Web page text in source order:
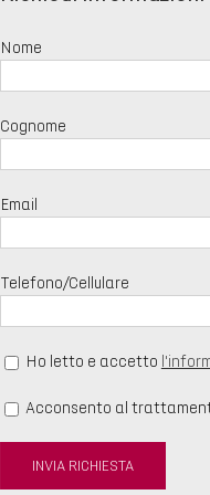
Nome
Cognome
Email
Telefono/Cellulare
Ho letto e accetto
Acconsento al